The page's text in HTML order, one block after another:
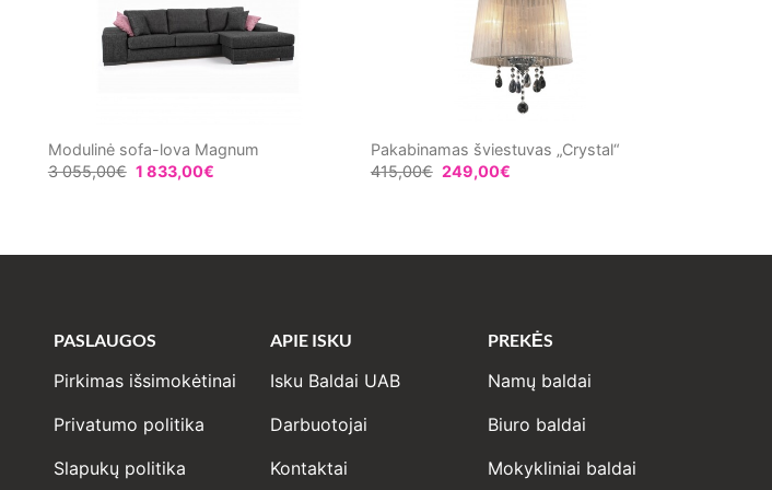
Modulinė sofa-lova Magnum
3 055,00€ 1 833,00€
Pakabinamas šviestuvas „Crystal“
415,00€ 249,00€
PASLAUGOS
Pirkimas išsimokėtinai
Privatumo politika
Slapukų politika
APIE ISKU
Isku Baldai UAB
Darbuotojai
Kontaktai
PREKĖS
Namų baldai
Biuro baldai
Mokykliniai baldai